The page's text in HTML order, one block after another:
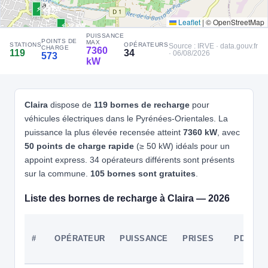
🧭 S'y rendre
4 FRESHMILE | FR*FR1
Freshmile France/LLKTURJIF1M44V
📍 18 Rue du Lieutenant Gourbault, Perpignan 66000 France
🏍️ 2 roues
🧭 S'y rendre
FRESHMILE | FR*FR1
Freshmile France/V529RUSPJW
📍 2095 Avenue du Languedoc, Perpignan 66000 France
🅿️ Parking privé à usage public Recharge gratuite
CB acceptée
⚡ 22 kW
⚡ 22.08 kW
⚡ 22 kW
⚡ 22 kW
⚡ 22 kW Leaflet |© OpenStreetMap
STATIONS
119
POINTS DE
CHARGE
573
PUISSANCE
MAX
7360
kW
OPÉRATEURS
34
Source : IRVE · data.gouv.fr
· 06/08/2026
Claira dispose de 119 bornes de recharge pour
véhicules électriques dans le Pyrénées-Orientales. La
puissance la plus élevée recensée atteint 7360 kW , avec
50 points de charge rapide (≥ 50 kW) idéals pour un
appoint express. 34 opérateurs différents sont présents
sur la commune. 105 bornes sont gratuites
Liste des bornes de recharge à Claira — 2026
# OPÉRATEUR PUISSANCE PRISES PDC